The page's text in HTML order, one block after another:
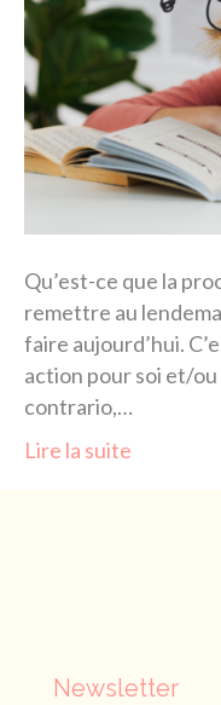
Qu’est-ce que la
remettre au
faire aujourd’hui.
action pour soi et/ou
contrario,…
Lire la suite
Newsletter